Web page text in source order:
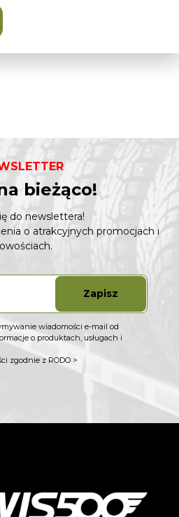
bieżąco!
do newslettera!
o atrakcyjnych promocjach i
Zapisz
wiadomości e-mail od
o produktach, usługach i
zgodnie z RODO >